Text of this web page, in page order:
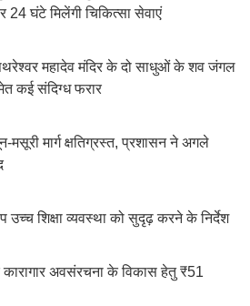
24 घंटे मिलेंगी चिकित्सा सेवाएं
पथरेश्वर महादेव मंदिर के दो साधुओं के शव जंगल
कई संदिग्ध फरार
मसूरी मार्ग क्षतिग्रस्त, प्रशासन ने अगले
उच्च शिक्षा व्यवस्था को सुदृढ़ करने के निर्देश
अवसंरचना के विकास हेतु ₹51